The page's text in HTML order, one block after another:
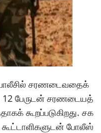
போலீசில் சரணடைவதைக்
12 பேருடன் சரணடையத்
கூறப்படுகிறது. சக
கூட்டாளிகளுடன் போலீஸ்